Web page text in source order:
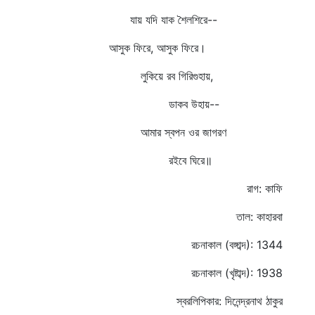
যায় যদি যাক শৈলশিরে--
আসুক ফিরে, আসুক ফিরে।
লুকিয়ে রব গিরিগুহায়,
ডাকব উহায়--
আমার স্বপন ওর জাগরণ
রইবে ঘিরে॥
রাগ: কাফি
তাল: কাহারবা
রচনাকাল (বঙ্গাব্দ): 1344
রচনাকাল (খৃষ্টাব্দ): 1938
স্বরলিপিকার: দিনেন্দ্রনাথ ঠাকুর